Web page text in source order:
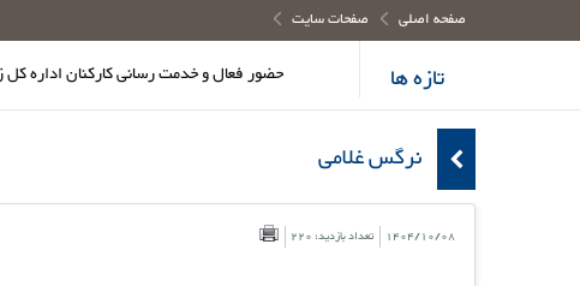
صفحه اصلی صفحات سایت
تازه ها حضور فعال و خدمت رسانی کارکنان اداره کل
نرگس غلامی
1404/10/08 تعداد بازدید: 220